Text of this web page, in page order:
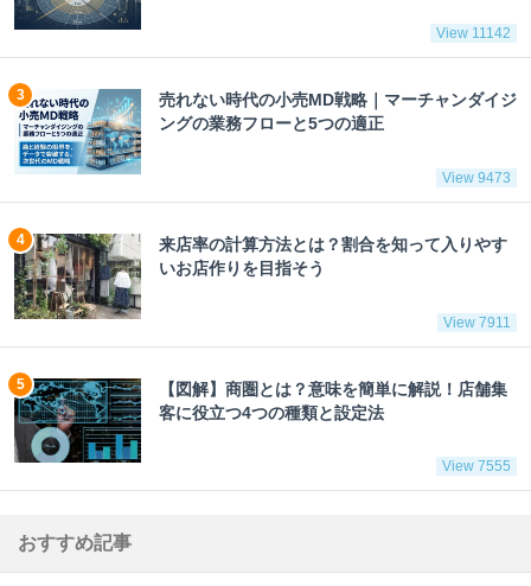
View 11142
売れない時代の小売MD戦略｜マーチャンダイジ
ングの業務フローと5つの適正
View 9473
来店率の計算方法とは？割合を知って入りやす
いお店作りを目指そう
View 7911
【図解】商圏とは？意味を簡単に解説！店舗集
客に役立つ4つの種類と設定法
View 7555
おすすめ記事